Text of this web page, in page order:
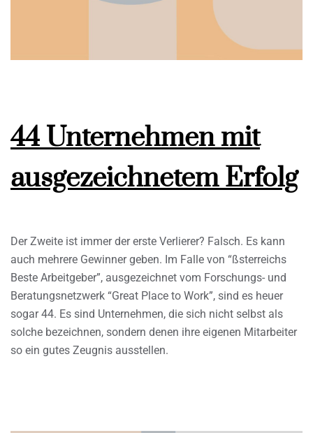
44 Unternehmen mit
ausgezeichnetem Erfolg
Der Zweite ist immer der erste Verlierer? Falsch. Es kann
auch mehrere Gewinner geben. Im Falle von “ßsterreichs
Beste Arbeitgeber”, ausgezeichnet vom Forschungs- und
Beratungsnetzwerk “Great Place to Work”, sind es heuer
sogar 44. Es sind Unternehmen, die sich nicht selbst als
solche bezeichnen, sondern denen ihre eigenen Mitarbeiter
so ein gutes Zeugnis ausstellen.